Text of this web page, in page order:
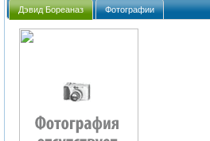
Дэвид Бореаназ Фотографии